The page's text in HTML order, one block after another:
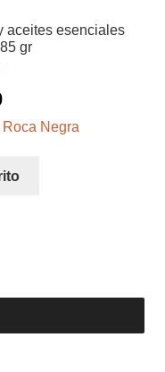
aceites esenciales
gr
Negra